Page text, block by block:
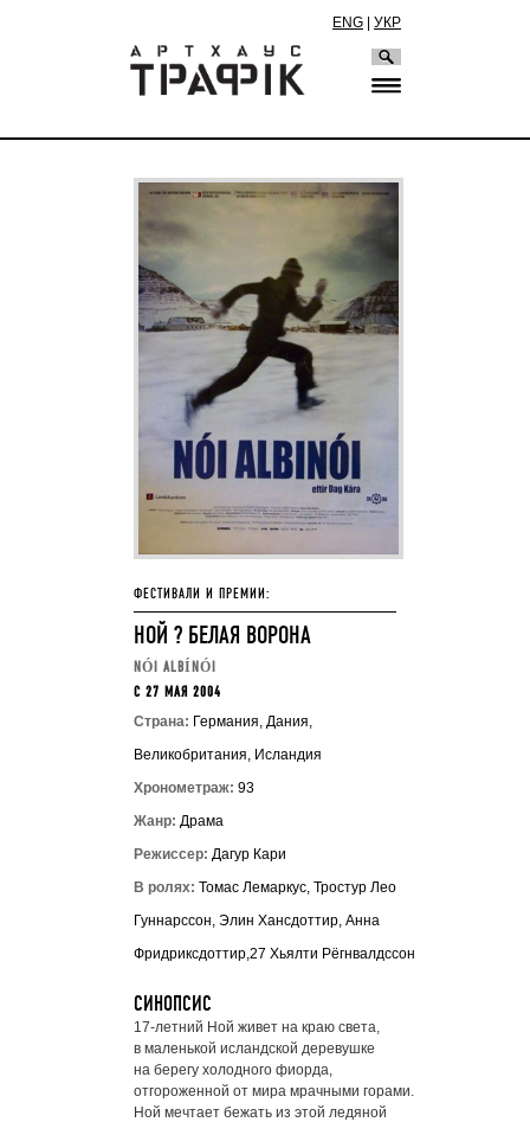
ENG УКР
ФЕСТИВАЛИ И ПРЕМИИ:
НОЙ ? БЕЛАЯ ВОРОНА
NÓI ALBÍNÓI
C 27 МАЯ 2004
Страна: Германия, Дания,
Великобритания, Исландия
Хронометраж: 93
Жанр: Драма
Режиссер: Дагур Кари
В ролях: Томас Лемаркус, Тростур Лео
Гуннарссон, Элин Хансдоттир, Анна
Фридриксдоттир,27 Хьялти Рёгнвалдссон
СИНОПСИС
17-летний Ной живет на краю света,
в маленькой исландской деревушке
на берегу холодного фиорда,
отгороженной от мира мрачными горами.
Ной мечтает бежать из этой ледяной